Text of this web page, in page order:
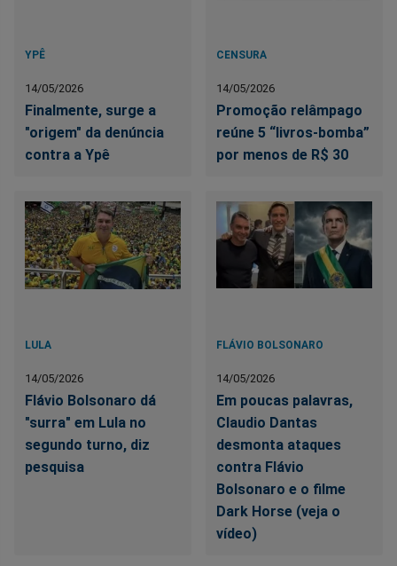
YPÊ
14/05/2026
Finalmente, surge a
"origem" da denúncia
contra a Ypê
CENSURA
14/05/2026
Promoção relâmpago
reúne 5 “livros-bomba”
por menos de R$ 30
LULA
14/05/2026
Flávio Bolsonaro dá
"surra" em Lula no
segundo turno, diz
pesquisa
FLÁVIO BOLSONARO
14/05/2026
Em poucas palavras,
Claudio Dantas
desmonta ataques
contra Flávio
Bolsonaro e o filme
Dark Horse (veja o
vídeo)